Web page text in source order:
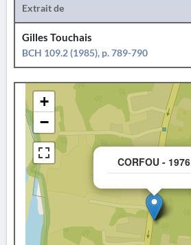
Extrait de
Gilles Touchais
BCH 109.2 (1985), p. 789-790
CORFOU - 1976
+
−